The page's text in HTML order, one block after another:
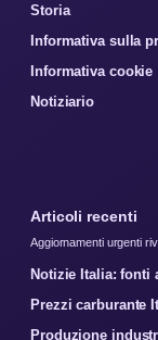
Storia
Informativa sulla
Informativa cookie
Notiziario
Articoli recenti
Aggiornamenti urgenti
Notizie Italia: fonti
Prezzi carburante
Produzione